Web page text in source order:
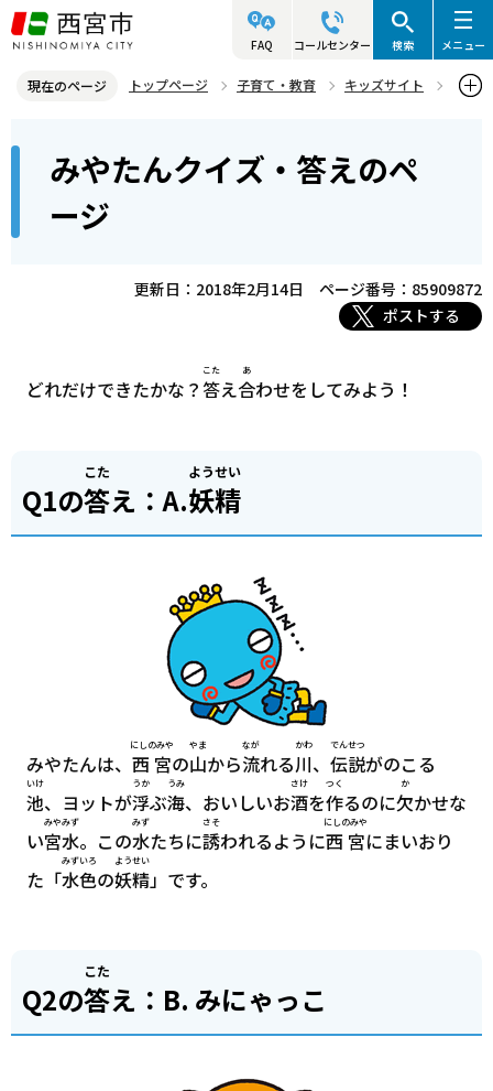
こ
の
ジ
頭
FAQ コールセンター 検索 メニュー
現在のページ トップページ 子育て・教育
キッズサイト
みやたんクイズ・答えのページ
みやたんクイズ・答えのペ
ージ
更新日：2018年2月14日
ページ番号：85909872
ポストする
どれだけできたかな？ 答
こた
え合
あ
わせをしてみよう！
Q1の答
こた
え：A.妖精
ようせい
みやたんは、 西宮
にしのみや
の山
やま
から流
なが
れる川
かわ
、 伝説
でんせつ
がのこる
池
いけ
、ヨットが浮
うか
ぶ海
うみ
、おいしいお酒
さけ
を作
つく
るのに欠
か
かせな
い宮水
みやみず
。この水
みず
たちに誘
さそ
われるように西宮
にしのみや
にまいおり
た「水色
みずいろ
の妖精
ようせい
」です。
Q2の答
こた
え：B. みにゃっこ